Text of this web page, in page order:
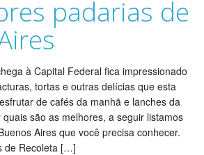
padarias de
à Capital Federal fica impressionado
tortas e outras delícias que esta
de cafés da manhã e lanches da
são as melhores, a seguir listamos
Aires que você precisa conhecer.
de Recoleta […]